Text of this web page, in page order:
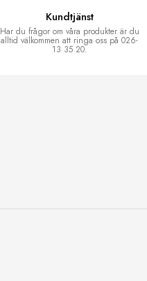
Kundtjänst
Har du frågor om våra produkter är du
alltid välkommen att ringa oss på 026-
13 35 20.